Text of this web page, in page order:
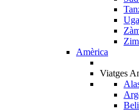
Amèrica
Viatges